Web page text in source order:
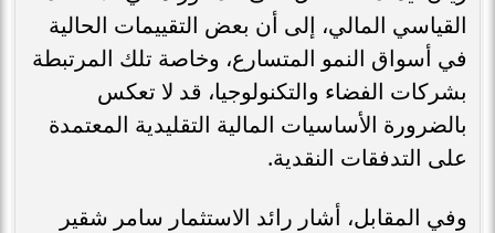
القياسي المالي، إلى أن بعض التقييمات الحالية
في أسواق النمو المتسارع، وخاصة تلك المرتبطة
بشركات الفضاء والتكنولوجيا، قد لا تعكس
بالضرورة الأساسيات المالية التقليدية المعتمدة
على التدفقات النقدية.
وفي المقابل، أشار رائد الاستثمار سامر شقير